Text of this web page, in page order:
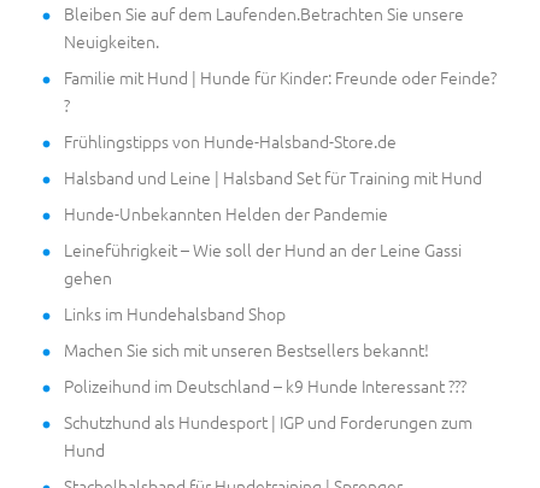
Bleiben Sie auf dem Laufenden.Betrachten Sie unsere
Neuigkeiten.
Familie mit Hund | Hunde für Kinder: Freunde oder Feinde?
?
Frühlingstipps von Hunde-Halsband-Store.de
Halsband und Leine | Halsband Set für Training mit Hund
Hunde-Unbekannten Helden der Pandemie
Leineführigkeit – Wie soll der Hund an der Leine Gassi
gehen
Links im Hundehalsband Shop
Machen Sie sich mit unseren Bestsellers bekannt!
Polizeihund im Deutschland – k9 Hunde Interessant ???
Schutzhund als Hundesport | IGP und Forderungen zum
Hund